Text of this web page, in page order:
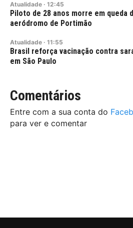
Atualidade · 12:45
Piloto de 28 anos morre em queda
aeródromo de Portimão
Atualidade · 11:55
Brasil reforça vacinação contra
em São Paulo
Comentários
Entre com a sua conta do
para ver e comentar